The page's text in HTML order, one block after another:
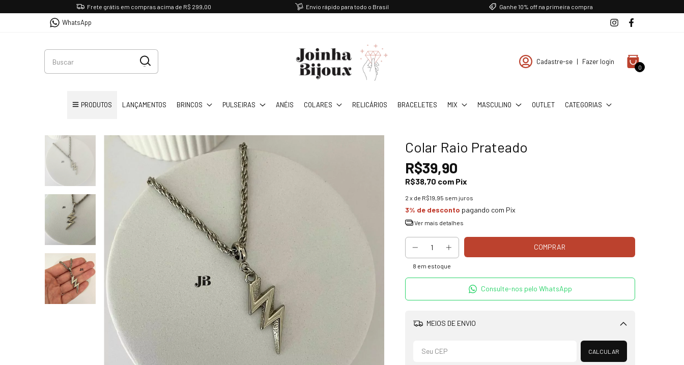
Frete grátis em compras acima de R$ 299,00 Envio rápido para todo o Brasil Ganhe 10% off na primeira compra
WhatsApp
Cadastre-se | Fazer login
0
PRODUTOS LANÇAMENTOS BRINCOS PULSEIRAS ANÉIS COLARES RELICÁRIOS BRACELETES MIX MASCULINO OUTLET CATEGORIAS
Colar Raio Prateado
R$39,90
R$38,70 com Pix
2 x de R$19,95 sem juros
3% de desconto pagando com Pix
Ver mais detalhes
8 em estoque
Consulte-nos pelo WhatsApp
MEIOS DE ENVIO
Alterar CEP
CALCULAR